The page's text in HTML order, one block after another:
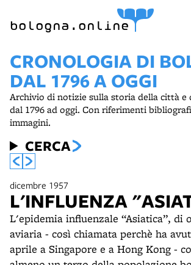
bologna.online
CRONOLOGIA DI
DAL 1796 A OGGI
Archivio di notizie sulla storia della città
dal 1796 ad oggi. Con riferimenti
immagini.
CERCA
dicembre 1957
L'INFLUENZA
L'epidemia influenzale “Asiatica”, di
aviaria - così chiamata perchè ha
aprile a Singapore e a Hong Kong -